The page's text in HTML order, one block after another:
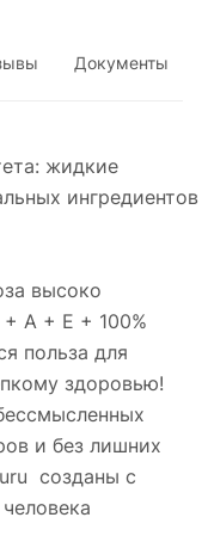
Документы
жидкие
ингредиентов
высоко
А + Е + 100%
польза для
здоровью!
и без лишних
созданы с